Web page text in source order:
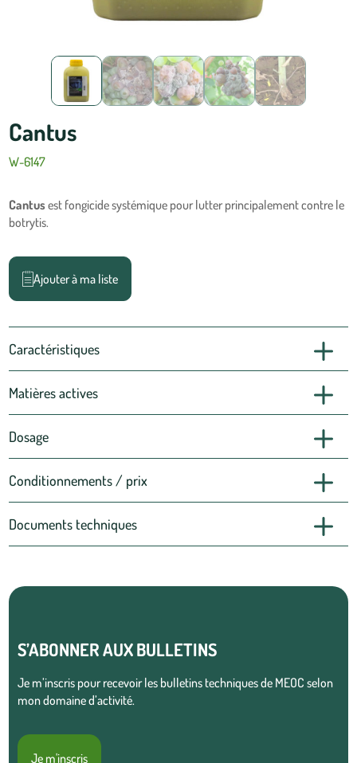
Cantus
W-6147
Cantusest fongicide systémique pour lutter principalement contre le
botrytis.
Ajouter à ma liste
Caractéristiques
Matières actives
Dosage
Conditionnements / prix
Documents techniques
S’ABONNER AUX BULLETINS
Je m’inscris pour recevoir les bulletins techniques de MEOC selon
mon domaine d’activité.
Je m'inscris